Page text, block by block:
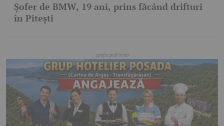
Șofer de BMW, 19 ani, prins făcând drifturi
în Pitești